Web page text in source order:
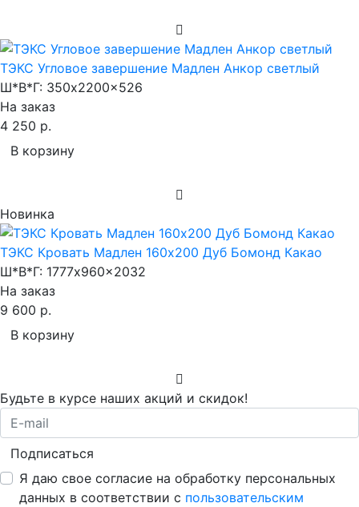
ТЭКС Угловое завершение Мадлен Анкор светлый
Ш*В*Г: 350x2200x526
На заказ
4 250 р.
В корзину
Новинка
ТЭКС Кровать Мадлен 160х200 Дуб Бомонд Какао
Ш*В*Г: 1777x960x2032
На заказ
9 600 р.
В корзину
Будьте в курсе наших акций и скидок!
Подписаться
Я даю свое согласие на обработку персональных
данных в соответствии с пользовательским